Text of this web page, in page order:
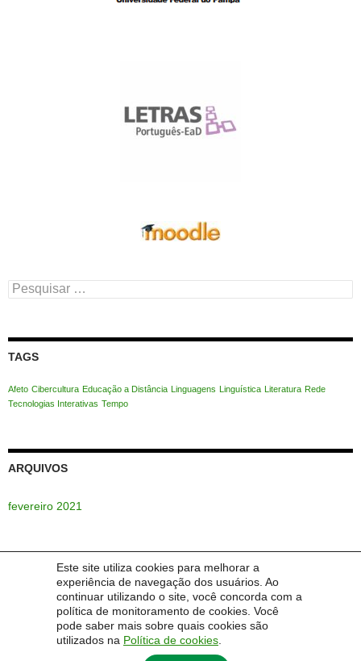
Este site utiliza cookies para melhorar a
experiência de navegação dos usuários. Ao
continuar utilizando o site, você concorda com a
política de monitoramento de cookies. Você
pode saber mais sobre quais cookies são
utilizados na Política de cookies
Pesquisar
por:
TAGS
Afeto Cibercultura Educação a Distância Linguagens Linguística Literatura Rede
Tecnologias Interativas Tempo
ARQUIVOS
fevereiro 2021
POSTS RECENTES